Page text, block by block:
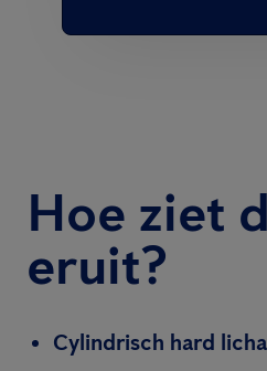
Hoe ziet
eruit?
Cylindrisch hard